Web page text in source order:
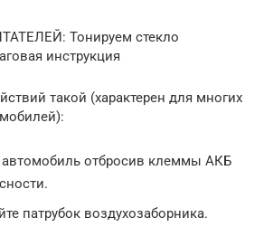
Тонируем стекло
инструкция
такой (характерен для многих
автомобиль отбросив клеммы АКБ
патрубок воздухозаборника.